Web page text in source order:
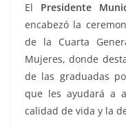
El Presidente
encabezó la
de la Cuarta
Mujeres, donde
de las graduadas
que les ayudará a
calidad de vida y la